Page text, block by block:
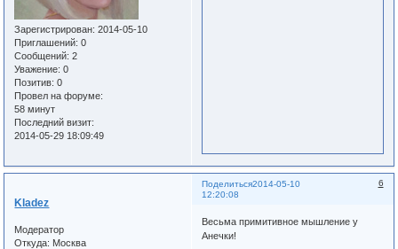
Зарегистрирован: 2014-05-10
Приглашений: 0
Сообщений: 2
Уважение: 0
Позитив: 0
Провел на форуме:
58 минут
Последний визит:
2014-05-29 18:09:49
Поделиться 6
2014-05-10
12:20:08
Kladez
Модератор
Откуда: Москва
Весьма примитивное мышление у
Анечки!